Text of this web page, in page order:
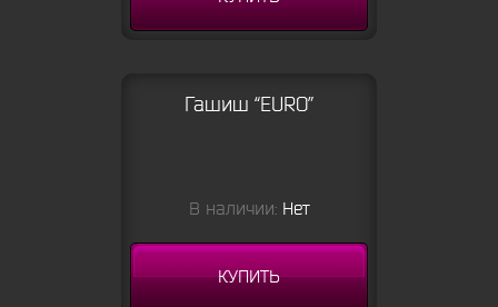
Гашиш “EURO”
В наличии: Нет
КУПИТЬ